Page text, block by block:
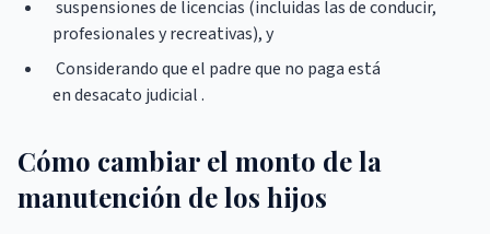
suspensiones de licencias (incluidas las de conducir,
profesionales y recreativas), y
Considerando que el padre que no paga está
en desacato judicial .
Cómo cambiar el monto de la
manutención de los hijos